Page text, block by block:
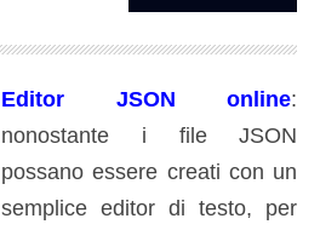
Editor JSON online:
nonostante i file JSON
possano essere creati con un
semplice editor di testo, per